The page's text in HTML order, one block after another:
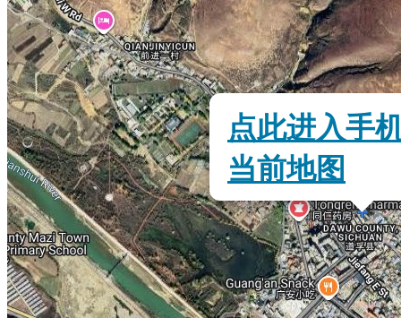
点此进入手
当前地图